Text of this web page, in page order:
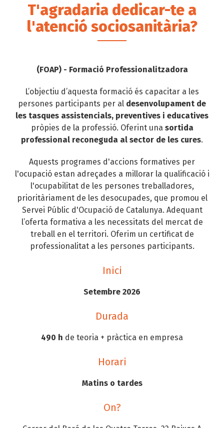
T'agradaria dedicar-te a
l'atenció sociosanitària?
(FOAP) - Formació Professionalitzadora
L’objectiu d’aquesta formació és capacitar a les
persones participants per al desenvolupament de
les tasques assistencials, preventives i educatives
pròpies de la professió. Oferint una sortida
professional reconeguda al sector de les cures.
Aquests programes d'accions formatives per
l'ocupació estan adreçades a millorar la qualificació i
l'ocupabilitat de les persones treballadores,
prioritàriament de les desocupades, que promou el
Servei Públic d'Ocupació de Catalunya. Adequant
l’oferta formativa a les necessitats del mercat de
treball en el territori. Oferim un certificat de
professionalitat a les persones participants.
Inici
Setembre 2026
Durada
490 h de teoria + pràctica en empresa
Horari
Matins o tardes
On?